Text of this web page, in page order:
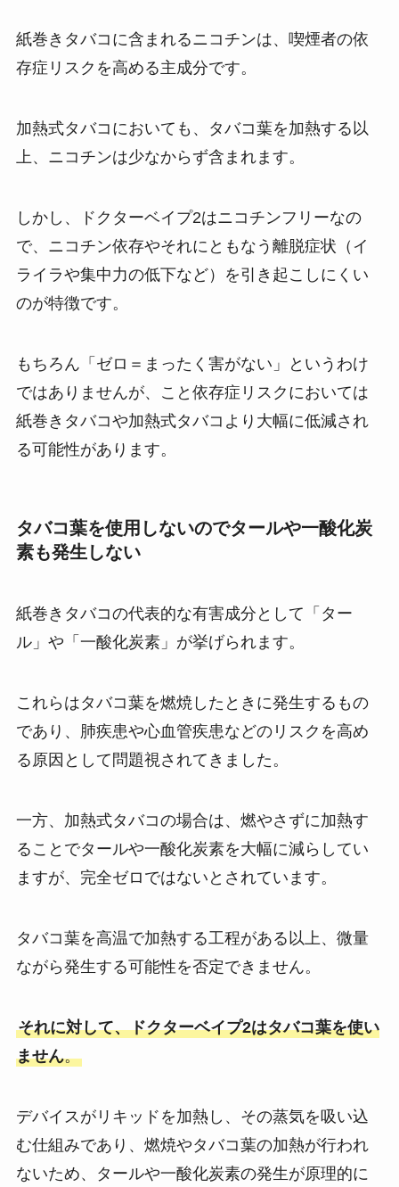
紙巻きタバコに含まれるニコチンは、喫煙者の依
存症リスクを高める主成分です。
加熱式タバコにおいても、タバコ葉を加熱する以
上、ニコチンは少なからず含まれます。
しかし、ドクターベイプ2はニコチンフリーなの
で、ニコチン依存やそれにともなう離脱症状（イ
ライラや集中力の低下など）を引き起こしにくい
のが特徴です。
もちろん「ゼロ＝まったく害がない」というわけ
ではありませんが、こと依存症リスクにおいては
紙巻きタバコや加熱式タバコより大幅に低減され
る可能性があります。
タバコ葉を使用しないのでタールや一酸化炭
素も発生しない
紙巻きタバコの代表的な有害成分として「ター
ル」や「一酸化炭素」が挙げられます。
これらはタバコ葉を燃焼したときに発生するもの
であり、肺疾患や心血管疾患などのリスクを高め
る原因として問題視されてきました。
一方、加熱式タバコの場合は、燃やさずに加熱す
ることでタールや一酸化炭素を大幅に減らしてい
ますが、完全ゼロではないとされています。
タバコ葉を高温で加熱する工程がある以上、微量
ながら発生する可能性を否定できません。
それに対して、ドクターベイプ2はタバコ葉を使い
ません。
デバイスがリキッドを加熱し、その蒸気を吸い込
む仕組みであり、燃焼やタバコ葉の加熱が行われ
ないため、タールや一酸化炭素の発生が原理的に